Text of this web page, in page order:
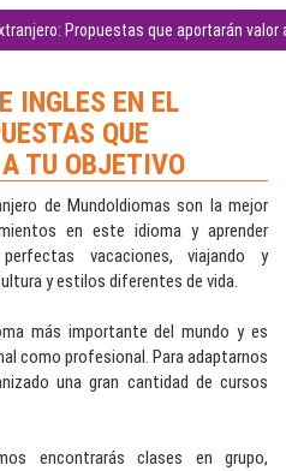
Propuestas que aportarán valor
INGLES EN EL
QUE
TU OBJETIVO
de MundoIdiomas son la mejor
en este idioma y aprender
vacaciones, viajando y
y estilos diferentes de vida.
más importante del mundo y es
como profesional. Para adaptarnos
una gran cantidad de cursos
encontrarás clases en grupo,